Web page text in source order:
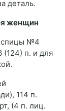
деталь.
женщин
спицы №4
(124) п. и для
114 п.
(4 п. лиц.